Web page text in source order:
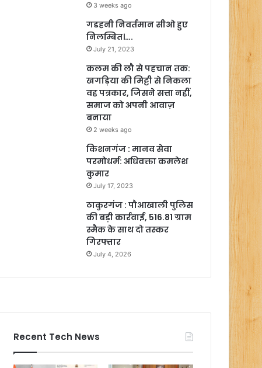
3 weeks ago
गडहनी निवर्तमान सीओ हुए
निलम्बित।….
July 21, 2023
कलम की लौ से पहचान तक:
खगड़िया की मिट्टी से निकला
वह पत्रकार, जिसने सत्ता नहीं,
समाज को अपनी आवाज़
बनाया
2 weeks ago
किशनगंज : मानव सेवा
परमोधर्म: अधिवक्ता कमलेश
कुमार
July 17, 2023
ठाकुरगंज : पौआखाली पुलिस
की बड़ी कार्रवाई, 516.81 ग्राम
स्मैक के साथ दो तस्कर
गिरफ्तार
July 4, 2026
Recent Tech News